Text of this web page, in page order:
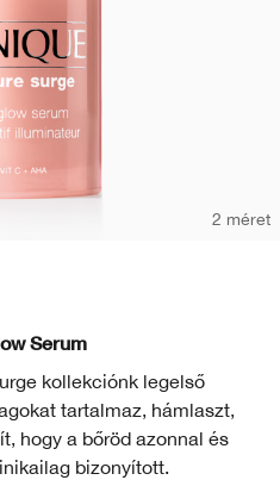
2 méret
Serum
kollekciónk legelső
tartalmaz, hámlaszt,
hogy a bőröd azonnal és
bizonyított.